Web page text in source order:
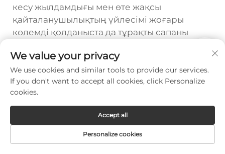
кесу жылдамдығы мен өте жақсы
қайталанушылықтың үйлесімі жоғары
көлемді қолданыста да тұрақты сапаны
Prev :Неге лазерлік метал кесу машинасы кесу әсерлілігін жақсартады?
Next :Металл лазерлік кескіш қандай қалыңдықты өңдей алады?
We value your privacy
We use cookies and similar tools to provide our services.
If you don't want to accept all cookies, click Personalize
cookies.
Personalize cookies
Accept all